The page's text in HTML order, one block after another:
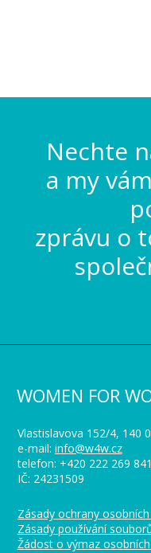
Nechte
a my
zprávu o
WOMEN FOR
Vlastislavova 152/4, 140
e-mail: info@w4w.cz
telefon: +420 222 269 841
IČ: 24231509
Zásady ochrany
Zásady používání
Žádost o výmaz